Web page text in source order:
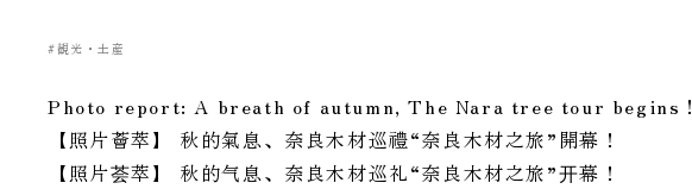
#観光・土産
Photo report: A breath of autumn, The Nara tree tour begins！
【照片薈萃】 秋的氣息、奈良木材巡禮“奈良木材之旅”開幕！
【照片荟萃】 秋的气息、奈良木材巡礼“奈良木材之旅”开幕！